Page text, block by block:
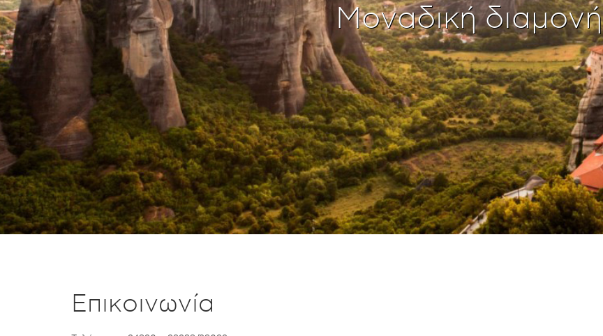
Μοναδική διαμονή
Επικοινωνία